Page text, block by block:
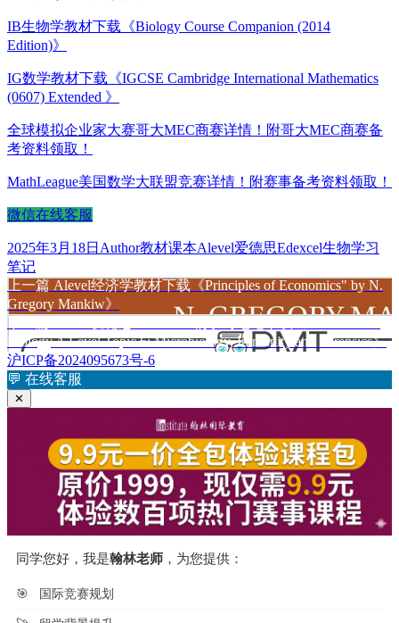
IB生物学教材下载《Biology Course Companion (2014
Edition)》
IG数学教材下载《IGCSE Cambridge International Mathematics
(0607) Extended 》
全球模拟企业家大赛哥大MEC商赛详情！附哥大MEC商赛备
考资料领取！
MathLeague美国数学大联盟竞赛详情！附赛事备考资料领取！
微信在线客服
发
布
于
2025年3月18日 作
Author分
教材课本标
Alevel爱德思Edexcel生物学习
笔记
文
章
导
航
上一篇 上
篇
章：
Alevel经济学教材下载《Principles of Economics" by N.
Gregory Mankiw》
下一篇
篇
文
章：
Biology A Level Topic 6: Microbiology, Immunity and Forensics》
沪ICP备2024095673号-6
💬 在线客服
✕
同学您好，我是翰林老师 ，为您提供：
🎯 国际竞赛规划